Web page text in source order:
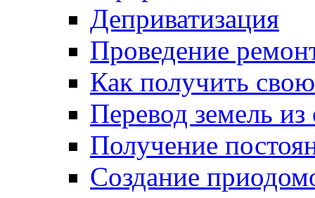
Деприватизация
Проведение
Как получить
Перевод земель
Получение
Создание